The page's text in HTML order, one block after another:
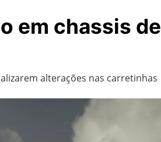
em chassis de
alterações nas carretinhas